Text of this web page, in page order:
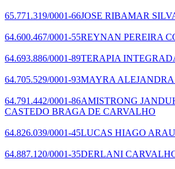
65.771.319/0001-66JOSE RIBAMAR
64.600.467/0001-55REYNAN PEREIRA
64.693.886/0001-89TERAPIA
64.705.529/0001-93MAYRA
64.791.442/0001-86AMISTRONG
CASTEDO BRAGA DE CARVALHO
64.826.039/0001-45LUCAS HIAGO
64.887.120/0001-35DERLANI